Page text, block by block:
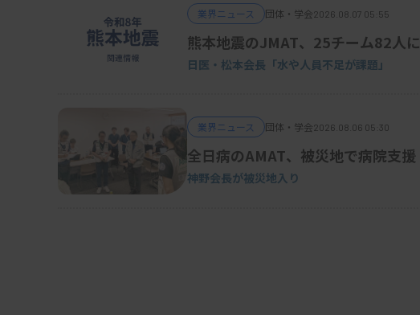
業界ニュース 団体・学会2026.08.07 05:55
熊本地震のJMAT、25チーム82人に
日医・松本会長「水や人員不足が課題」
業界ニュース 団体・学会2026.08.06 05:30
全日病のAMAT、被災地で病院支援
神野会長が被災地入り